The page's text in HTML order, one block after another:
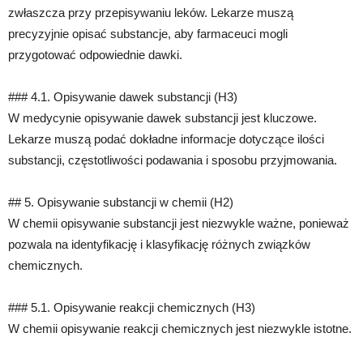
zwłaszcza przy przepisywaniu leków. Lekarze muszą
precyzyjnie opisać substancje, aby farmaceuci mogli
przygotować odpowiednie dawki.
### 4.1. Opisywanie dawek substancji (H3)
W medycynie opisywanie dawek substancji jest kluczowe.
Lekarze muszą podać dokładne informacje dotyczące ilości
substancji, częstotliwości podawania i sposobu przyjmowania.
## 5. Opisywanie substancji w chemii (H2)
W chemii opisywanie substancji jest niezwykle ważne, ponieważ
pozwala na identyfikację i klasyfikację różnych związków
chemicznych.
### 5.1. Opisywanie reakcji chemicznych (H3)
W chemii opisywanie reakcji chemicznych jest niezwykle istotne.